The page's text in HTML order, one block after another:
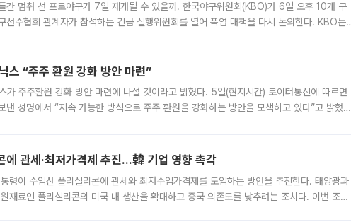
간 멈춰 선 프로야구가 7일 재개될 수 있을까. 한국야구위원회(KBO)가 6일 오후 10개 구
선수협회 관계자가 참석하는 긴급 실행위원회를 열어 폭염 대책을 다시 논의한다. KBO는
스 “주주 환원 강화 방안 마련”
강화 방안 마련에 나설 것이라고 밝혔다. 5일(현지시간) 로이터통신에 따르면
낸 성명에서 “지속 가능한 방식으로 주주 환원을 강화하는 방안을 모색하고 있다”고 밝혔다.
에 관세·최저가격제 추진…韓 기업 영향 촉각
령이 수입산 폴리실리콘에 관세와 최저수입가격제를 도입하는 방안을 추진한다. 태양광과
재료인 폴리실리콘의 미국 내 생산을 확대하고 중국 의존도를 낮추려는 조치다. 이번 조처